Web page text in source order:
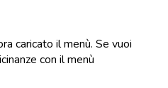
caricato il menù. Se vuoi
con il menù